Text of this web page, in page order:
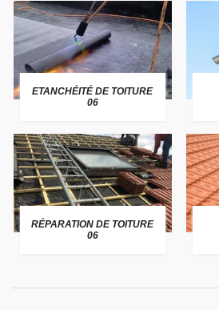
ETANCHÉITÉ DE TOITURE
06
RÉPARATION DE TOITURE
06